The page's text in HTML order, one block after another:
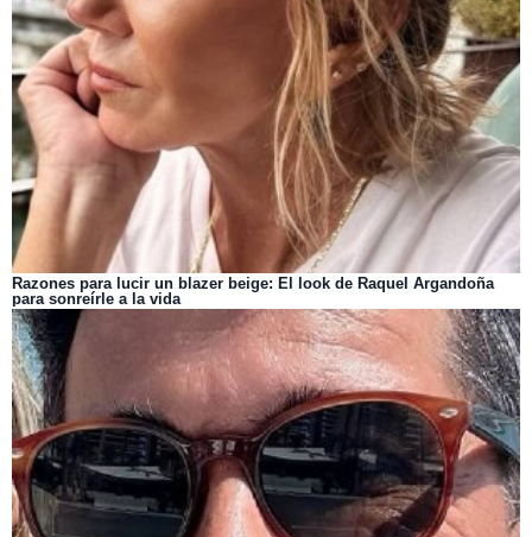
Razones para lucir un blazer beige: El look de Raquel Argandoña
para sonreírle a la vida